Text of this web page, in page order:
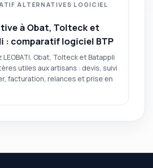
ALTERNATIVES LOGICIEL
à Obat, Tolteck et
: comparatif logiciel BTP
LEOBATI, Obat, Tolteck et Batappli
utiles aux artisans : devis, suivi
facturation, relances et prise en